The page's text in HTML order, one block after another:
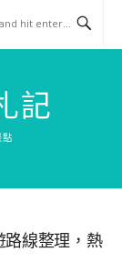
記
路線整理，熱